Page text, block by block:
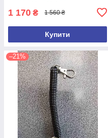
1 170 ₴ 1 560 ₴
Купити
–21%